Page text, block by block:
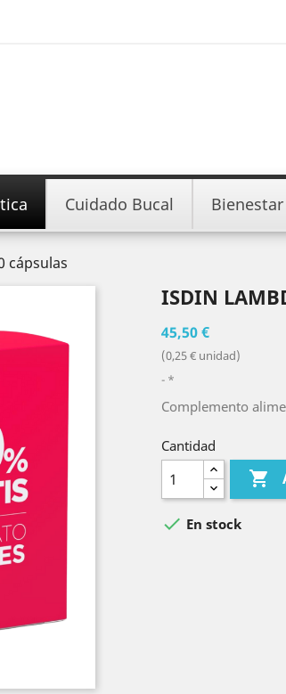
Cuidado Bucal Bienestar
cápsulas
ISDIN
45,50 €
(0,25 € unidad)
*
Complemento
Cantidad

 En stock